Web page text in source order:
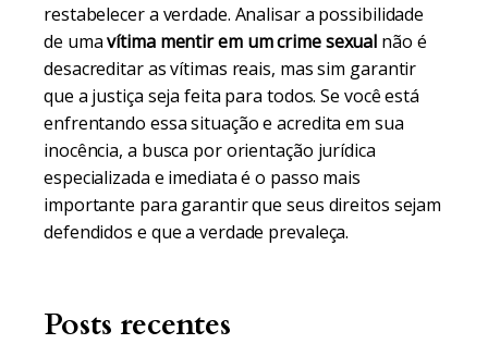
restabelecer a verdade. Analisar a possibilidade
de umavítima mentir em um crime sexual não é
desacreditar as vítimas reais, mas sim garantir
que a justiça seja feita para todos. Se você está
enfrentando essa situação e acredita em sua
inocência, a busca por orientação jurídica
especializada e imediata é o passo mais
importante para garantir que seus direitos sejam
defendidos e que a verdade prevaleça.
Posts recentes